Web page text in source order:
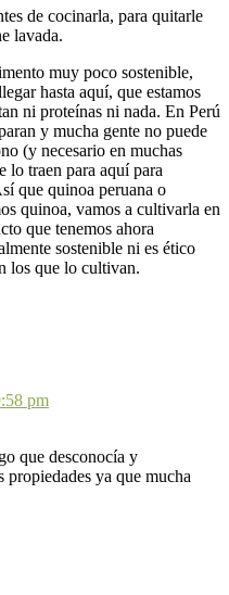
de cocinarla, para quitarle
lavada.
muy poco sostenible,
hasta aquí, que estamos
ni proteínas ni nada. En Perú
y mucha gente no puede
(y necesario en muchas
lo traen para aquí para
que quinoa peruana o
quinoa, vamos a cultivarla en
que tenemos ahora
sostenible ni es ético
los que lo cultivan.
pm
que desconocía y
propiedades ya que mucha